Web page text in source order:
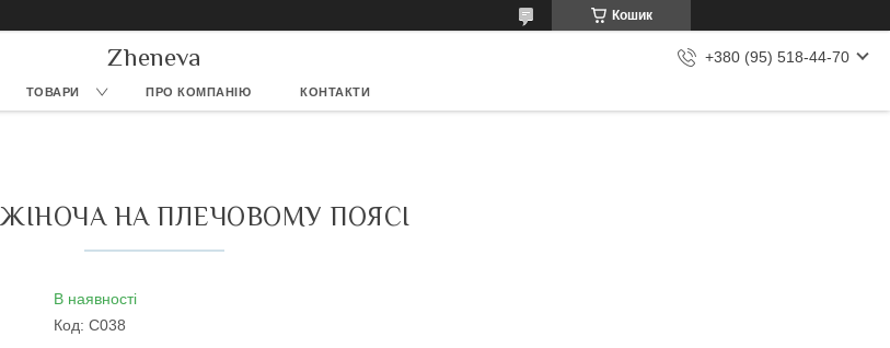
Кошик
Zheneva +380 (95) 518-44-70
ТОВАРИ ПРО КОМПАНІЮ КОНТАКТИ
НА ПЛЕЧОВОМУ ПОЯСІ
В наявності
Код: С038